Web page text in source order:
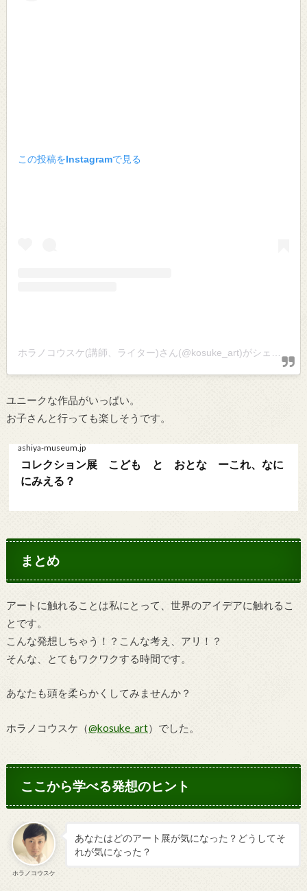
この投稿をInstagramで見る
ユニークな作品がいっぱい。
お子さんと行っても楽しそうです。
ashiya-museum.jp
コレクション展 こども と おとな ーこれ、なに
にみえる？
まとめ
アートに触れることは私にとって、世界のアイデアに触れるこ
とです。
こんな発想しちゃう！？こんな考え、アリ！？
そんな、とてもワクワクする時間です。
あなたも頭を柔らかくしてみませんか？
ホラノコウスケ（@kosuke_art）でした。
ここから学べる発想のヒント
ホラノコウスケ
あなたはどのアート展が気になった？どうしてそ
れが気になった？